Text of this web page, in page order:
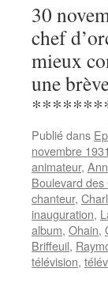
30
chef
mieux
une
Publié dans
novembre 1931
animateur,
Boulevard des
chanteur,
inauguration,
album, Ohain,
Briffeuil,
télévision,